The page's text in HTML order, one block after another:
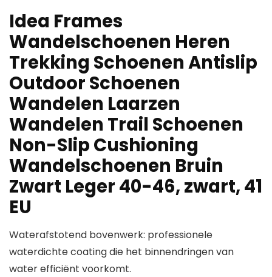
Idea Frames
Wandelschoenen Heren
Trekking Schoenen Antislip
Outdoor Schoenen
Wandelen Laarzen
Wandelen Trail Schoenen
Non-Slip Cushioning
Wandelschoenen Bruin
Zwart Leger 40-46, zwart, 41
EU
Waterafstotend bovenwerk: professionele
waterdichte coating die het binnendringen van
water efficiënt voorkomt.